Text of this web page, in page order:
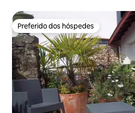
Preferido dos hóspedes
Preferido dos hóspedes